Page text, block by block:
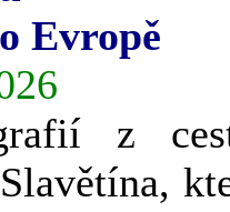
Evropě
z